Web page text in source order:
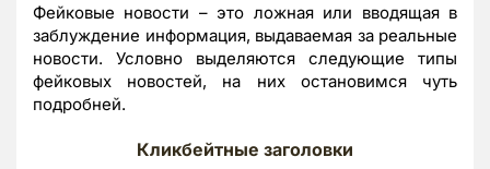
Фейковые новости – это ложная или вводящая в
заблуждение информация, выдаваемая за реальные
новости. Условно выделяются следующие типы
фейковых новостей, на них остановимся чуть
подробней.
Кликбейтные заголовки